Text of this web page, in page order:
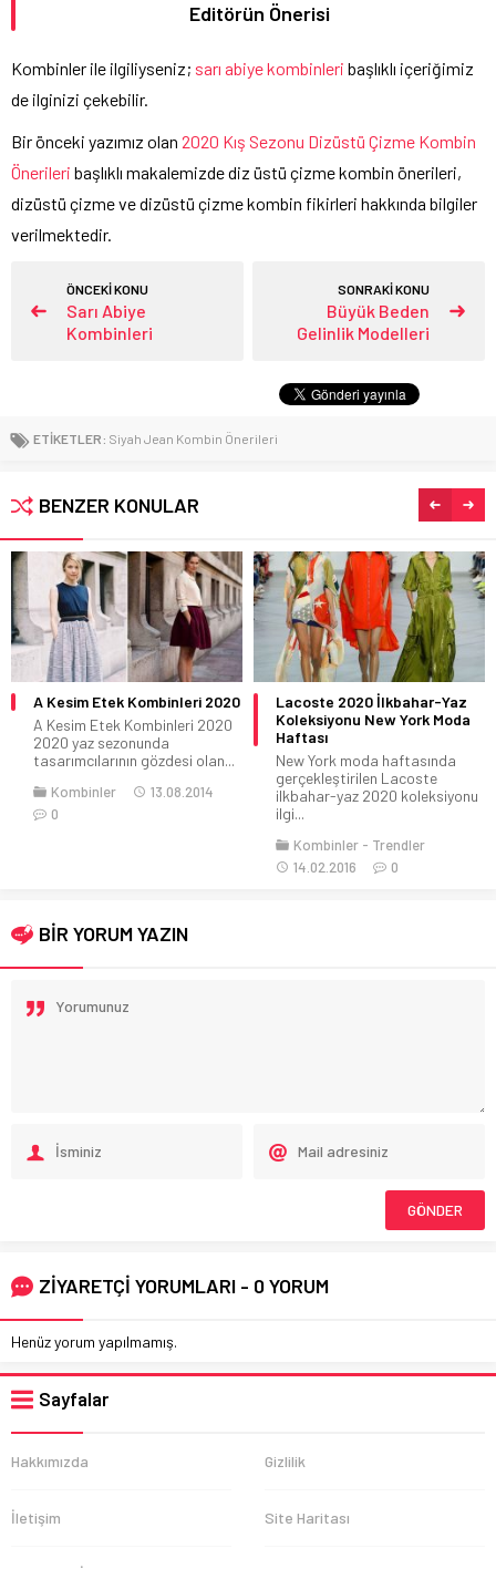
Editörün Önerisi
Kombinler ile ilgiliyseniz; sarı abiye kombinleri başlıklı içeriğimiz
de ilginizi çekebilir.
Bir önceki yazımız olan 2020 Kış Sezonu Dizüstü Çizme Kombin
Önerileri başlıklı makalemizde diz üstü çizme kombin önerileri,
dizüstü çizme ve dizüstü çizme kombin fikirleri hakkında bilgiler
verilmektedir.
ÖNCEKİ KONU
Sarı Abiye
Kombinleri
SONRAKİ KONU
Büyük Beden
Gelinlik Modelleri
ETİKETLER: Siyah Jean Kombin Önerileri
BENZER KONULAR
Lacoste 2020 İlkbahar-Yaz
Koleksiyonu New York Moda
Haftası
New York moda haftasında
ilkbahar-yaz 2020 koleksiyonu
ilgi...
Ofis İçin Şık Kombin Önerileri
Çalışan bayanlar için harika
ofis kombinleri seçtik.Özellikle
bu kış ayları için
deneyebilceğiniz...
Kombinler
BİR YORUM YAZIN
ZİYARETÇİ YORUMLARI - 0 YORUM
Henüz yorum yapılmamış.
Sayfalar
Hakkımızda Gizlilik
İletişim Site Haritası